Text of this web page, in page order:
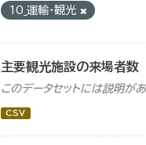
10_運輸・観光
主要観光施設の来場者数
このデータセットには説明が
CSV